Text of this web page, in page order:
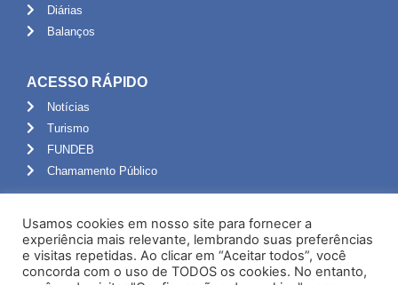
Diárias
Balanços
ACESSO RÁPIDO
Notícias
Turismo
FUNDEB
Chamamento Público
Portal do Servidor
Webmail
Administração
Usamos cookies em nosso site para fornecer a
experiência mais relevante, lembrando suas preferências
e visitas repetidas. Ao clicar em “Aceitar todos”, você
concorda com o uso de TODOS os cookies. No entanto,